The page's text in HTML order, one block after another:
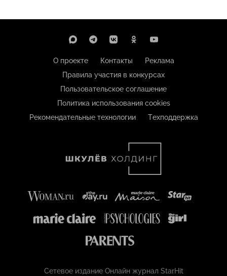
О проекте Контакты
Реклама
Правила участия в конкурсах
Пользовательское соглашение
Политика использования cookies
Рекомендательные технологии
Техподдержка
Сетевое издание Онлайн журнал StarHit